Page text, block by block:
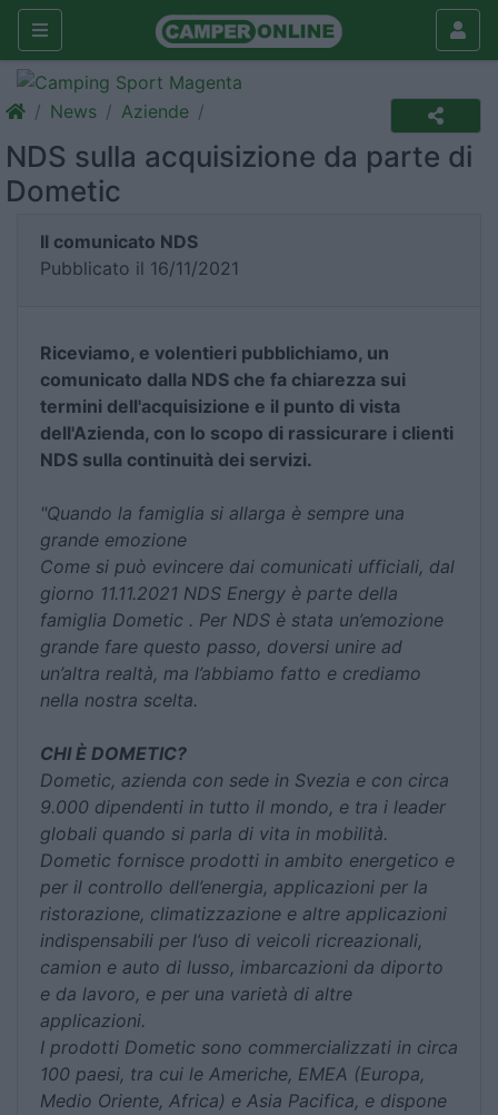
News Aziende
NDS sulla acquisizione da parte di
Dometic
Il comunicato NDS
Pubblicato il 16/11/2021
Riceviamo, e volentieri pubblichiamo, un
comunicato dalla NDS che fa chiarezza sui
termini dell'acquisizione e il punto di vista
dell'Azienda, con lo scopo di rassicurare i clienti
NDS sulla continuità dei servizi.
"Quando la famiglia si allarga è sempre una
grande emozione
Come si può evincere dai comunicati ufficiali, dal
giorno 11.11.2021 NDS Energy è parte della
famiglia Dometic . Per NDS è stata un’emozione
grande fare questo passo, doversi unire ad
un’altra realtà, ma l’abbiamo fatto e crediamo
nella nostra scelta.
CHI È DOMETIC?
Dometic, azienda con sede in Svezia e con circa
9.000 dipendenti in tutto il mondo, e tra i leader
globali quando si parla di vita in mobilità.
Dometic fornisce prodotti in ambito energetico e
per il controllo dell’energia, applicazioni per la
ristorazione, climatizzazione e altre applicazioni
indispensabili per l’uso di veicoli ricreazionali,
camion e auto di lusso, imbarcazioni da diporto
e da lavoro, e per una varietà di altre
applicazioni.
I prodotti Dometic sono commercializzati in circa
100 paesi, tra cui le Americhe, EMEA (Europa,
Medio Oriente, Africa) e Asia Pacifica, e dispone